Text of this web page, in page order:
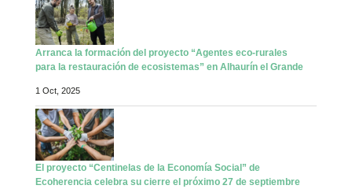
Arranca la formación del proyecto “Agentes eco-rurales
para la restauración de ecosistemas” en Alhaurín el Grande
1 Oct, 2025
El proyecto “Centinelas de la Economía Social” de
Ecoherencia celebra su cierre el próximo 27 de septiembre